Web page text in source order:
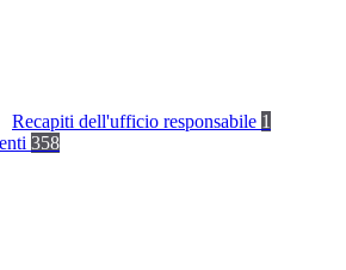
Recapiti dell'ufficio responsabile 1
358